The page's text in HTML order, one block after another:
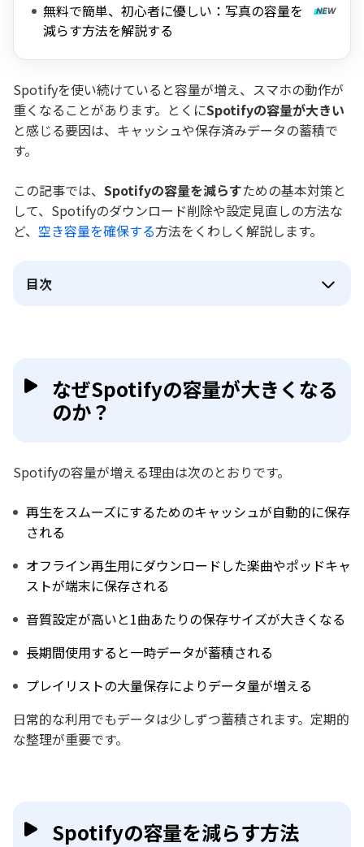
無料で簡単、初心者に優しい：写真の容量を
減らす方法を解説する
Spotifyを使い続けていると容量が増え、スマホの動作が
重くなることがあります。とくにSpotifyの容量が大きい
と感じる要因は、キャッシュや保存済みデータの蓄積で
す。
この記事では、 Spotifyの容量を減らすための基本対策と
して、Spotifyのダウンロード削除や設定見直しの方法な
ど、 空き容量を確保する方法をくわしく解説します。
目次
なぜSpotifyの容量が大きくなる
のか？
Spotifyの容量が増える理由は次のとおりです。
再生をスムーズにするためのキャッシュが自動的に保存
される
オフライン再生用にダウンロードした楽曲やポッドキャ
ストが端末に保存される
音質設定が高いと1曲あたりの保存サイズが大きくなる
長期間使用すると一時データが蓄積される
プレイリストの大量保存によりデータ量が増える
日常的な利用でもデータは少しずつ蓄積されます。定期的
な整理が重要です。
Spotifyの容量を減らす方法